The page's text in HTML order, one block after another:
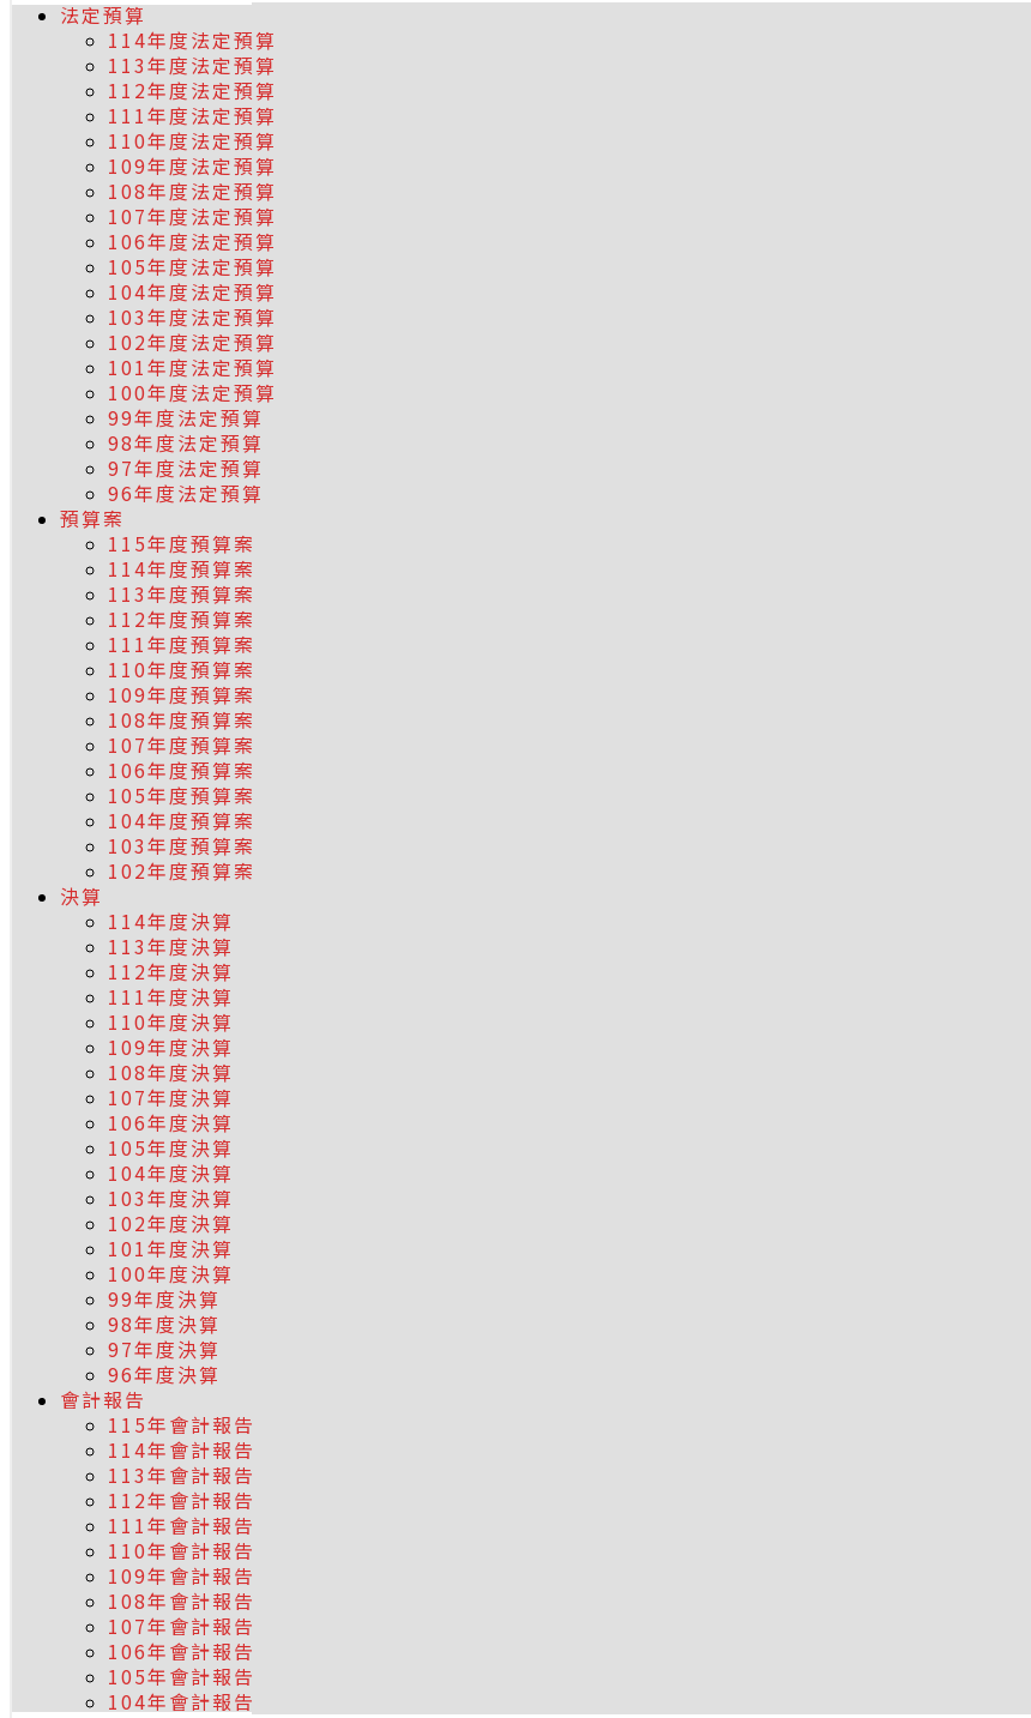
法定預算
114年度法定預算
113年度法定預算
112年度法定預算
111年度法定預算
110年度法定預算
109年度法定預算
108年度法定預算
107年度法定預算
106年度法定預算
105年度法定預算
104年度法定預算
103年度法定預算
102年度法定預算
101年度法定預算
100年度法定預算
99年度法定預算
98年度法定預算
97年度法定預算
96年度法定預算
預算案
115年度預算案
114年度預算案
113年度預算案
112年度預算案
111年度預算案
110年度預算案
109年度預算案
108年度預算案
107年度預算案
106年度預算案
105年度預算案
104年度預算案
103年度預算案
102年度預算案
決算
114年度決算
113年度決算
112年度決算
111年度決算
110年度決算
109年度決算
108年度決算
107年度決算
106年度決算
105年度決算
104年度決算
103年度決算
102年度決算
101年度決算
100年度決算
99年度決算
98年度決算
97年度決算
96年度決算
會計報告
115年會計報告
114年會計報告
113年會計報告
112年會計報告
111年會計報告
110年會計報告
109年會計報告
108年會計報告
107年會計報告
106年會計報告
105年會計報告
104年會計報告